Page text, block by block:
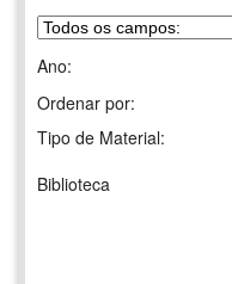
Ano:
Ordenar por:
Tipo de Material:
Biblioteca